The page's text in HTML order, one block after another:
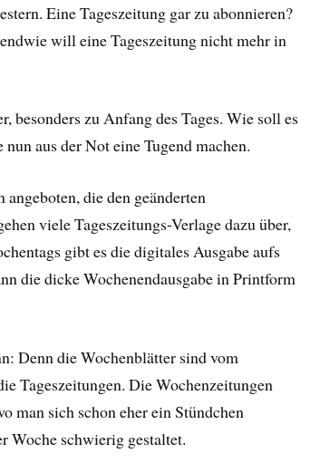
Eine Tageszeitung gar zu abonnieren?
will eine Tageszeitung nicht mehr in
besonders zu Anfang des Tages. Wie soll es
aus der Not eine Tugend machen.
die den geänderten
viele Tageszeitungs-Verlage dazu über,
gibt es die digitales Ausgabe aufs
die dicke Wochenendausgabe in Printform
Denndie Wochenblätter sind vom
Tageszeitungen. Die Wochenzeitungen
man sich schon eher ein Stündchen
Woche schwierig gestaltet.